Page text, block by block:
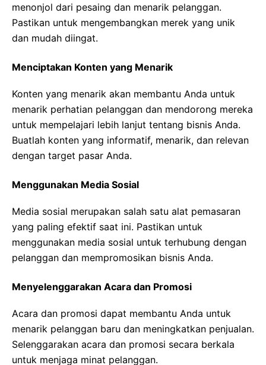
menonjol dari pesaing dan menarik pelanggan.
Pastikan untuk mengembangkan merek yang unik
dan mudah diingat.
Menciptakan Konten yang Menarik
Konten yang menarik akan membantu Anda untuk
menarik perhatian pelanggan dan mendorong mereka
untuk mempelajari lebih lanjut tentang bisnis Anda.
Buatlah konten yang informatif, menarik, dan relevan
dengan target pasar Anda.
Menggunakan Media Sosial
Media sosial merupakan salah satu alat pemasaran
yang paling efektif saat ini. Pastikan untuk
menggunakan media sosial untuk terhubung dengan
pelanggan dan mempromosikan bisnis Anda.
Menyelenggarakan Acara dan Promosi
Acara dan promosi dapat membantu Anda untuk
menarik pelanggan baru dan meningkatkan penjualan.
Selenggarakan acara dan promosi secara berkala
untuk menjaga minat pelanggan.